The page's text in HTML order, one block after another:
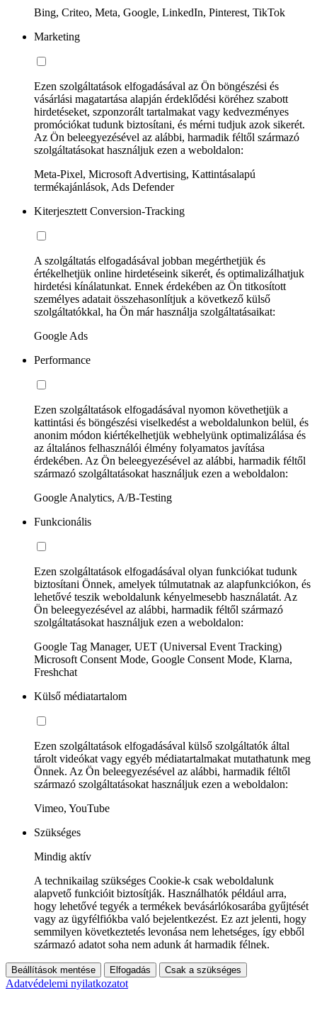
Bing, Criteo, Meta, Google, LinkedIn, Pinterest, TikTok
Marketing
Ezen szolgáltatások elfogadásával az Ön böngészési és
vásárlási magatartása alapján érdeklődési köréhez szabott
hirdetéseket, szponzorált tartalmakat vagy kedvezményes
promóciókat tudunk biztosítani, és mérni tudjuk azok sikerét.
Az Ön beleegyezésével az alábbi, harmadik féltől származó
szolgáltatásokat használjuk ezen a weboldalon:
Meta-Pixel, Microsoft Advertising, Kattintásalapú
termékajánlások, Ads Defender
Kiterjesztett Conversion-Tracking
A szolgáltatás elfogadásával jobban megérthetjük és
értékelhetjük online hirdetéseink sikerét, és optimalizálhatjuk
hirdetési kínálatunkat. Ennek érdekében az Ön titkosított
személyes adatait összehasonlítjuk a következő külső
szolgáltatókkal, ha Ön már használja szolgáltatásaikat:
Google Ads
Performance
Ezen szolgáltatások elfogadásával nyomon követhetjük a
kattintási és böngészési viselkedést a weboldalunkon belül, és
anonim módon kiértékelhetjük webhelyünk optimalizálása és
az általános felhasználói élmény folyamatos javítása
érdekében. Az Ön beleegyezésével az alábbi, harmadik féltől
származó szolgáltatásokat használjuk ezen a weboldalon:
Google Analytics, A/B-Testing
Funkcionális
Ezen szolgáltatások elfogadásával olyan funkciókat tudunk
biztosítani Önnek, amelyek túlmutatnak az alapfunkciókon, és
lehetővé teszik weboldalunk kényelmesebb használatát. Az
Ön beleegyezésével az alábbi, harmadik féltől származó
szolgáltatásokat használjuk ezen a weboldalon:
Google Tag Manager, UET (Universal Event Tracking)
Microsoft Consent Mode, Google Consent Mode, Klarna,
Freshchat
Külső médiatartalom
Ezen szolgáltatások elfogadásával külső szolgáltatók által
tárolt videókat vagy egyéb médiatartalmakat mutathatunk meg
Önnek. Az Ön beleegyezésével az alábbi, harmadik féltől
származó szolgáltatásokat használjuk ezen a weboldalon:
Vimeo, YouTube
Szükséges
Mindig aktív
A technikailag szükséges Cookie-k csak weboldalunk
alapvető funkcióit biztosítják. Használhatók például arra,
hogy lehetővé tegyék a termékek bevásárlókosarába gyűjtését
vagy az ügyfélfiókba való bejelentkezést. Ez azt jelenti, hogy
semmilyen következtetés levonása nem lehetséges, így ebből
származó adatot soha nem adunk át harmadik félnek.
Beállítások mentése Elfogadás Csak a szükséges
Adatvédelemi nyilatkozatot